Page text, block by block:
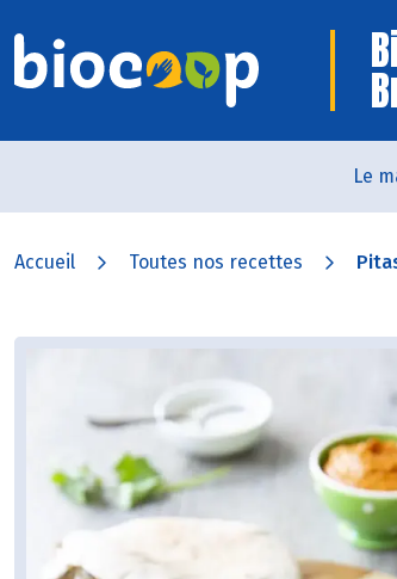
Le
Accueil Toutes nos recettes